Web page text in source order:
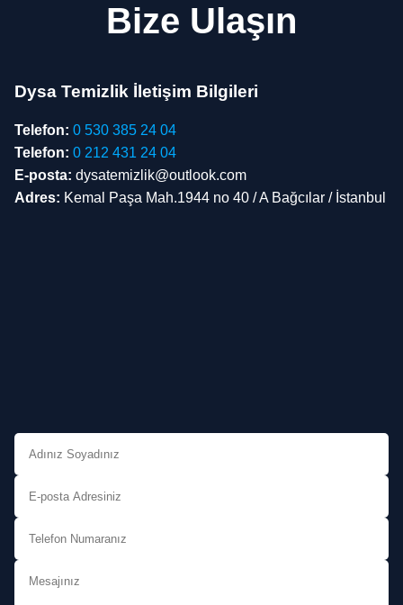
Bize Ulaşın
Dysa Temizlik İletişim Bilgileri
Telefon: 0 530 385 24 04
Telefon: 0 212 431 24 04
E-posta: dysatemizlik@outlook.com
Adres: Kemal Paşa Mah.1944 no 40 / A Bağcılar / İstanbul